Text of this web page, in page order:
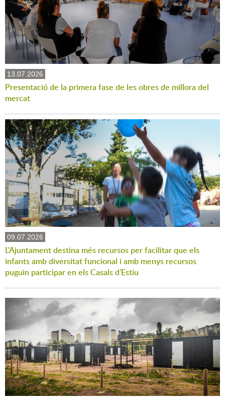
13.07.2026
Presentació de la primera fase de les obres de millora del
mercat
09.07.2026
L'Ajuntament destina més recursos per facilitar que els
infants amb diversitat funcional i amb menys recursos
puguin participar en els Casals d'Estiu